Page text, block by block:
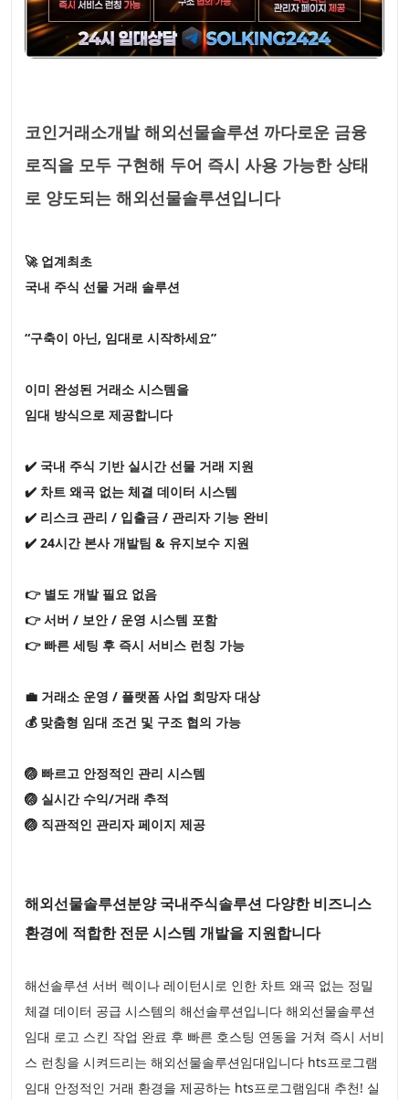
코인거래소개발 해외선물솔루션 까다로운 금융
로직을 모두 구현해 두어 즉시 사용 가능한 상태
로 양도되는 해외선물솔루션입니다
🚀 업계최초
국내 주식 선물 거래 솔루션
“구축이 아닌, 임대로 시작하세요”
이미 완성된 거래소 시스템을
임대 방식으로 제공합니다
✔️ 국내 주식 기반 실시간 선물 거래 지원
✔️ 차트 왜곡 없는 체결 데이터 시스템
✔️ 리스크 관리 / 입출금 / 관리자 기능 완비
✔️ 24시간 본사 개발팀 & 유지보수 지원
👉 별도 개발 필요 없음
👉 서버 / 보안 / 운영 시스템 포함
👉 빠른 세팅 후 즉시 서비스 런칭 가능
💼 거래소 운영 / 플랫폼 사업 희망자 대상
💰 맞춤형 임대 조건 및 구조 협의 가능
🏐 빠르고 안정적인 관리 시스템
🏐 실시간 수익/거래 추적
🏐 직관적인 관리자 페이지 제공
해외선물솔루션분양 국내주식솔루션 다양한 비즈니스
환경에 적합한 전문 시스템 개발을 지원합니다
해선솔루션 서버 렉이나 레이턴시로 인한 차트 왜곡 없는 정밀
체결 데이터 공급 시스템의 해선솔루션입니다 해외선물솔루션
임대 로고 스킨 작업 완료 후 빠른 호스팅 연동을 거쳐 즉시 서비
스 런칭을 시켜드리는 해외선물솔루션임대입니다 hts프로그램
임대 안정적인 거래 환경을 제공하는 hts프로그램임대 추천! 실